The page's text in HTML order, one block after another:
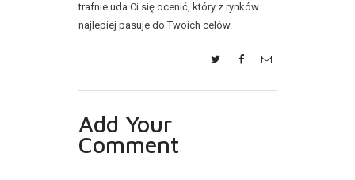
trafnie uda Ci się ocenić, który z rynków
najlepiej pasuje do Twoich celów.
Add Your
Comment